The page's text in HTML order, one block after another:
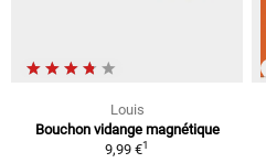
Louis
Bouchon vidange magnétique
9,99 €1